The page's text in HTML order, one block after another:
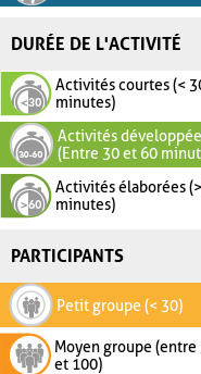
DURÉE DE L'ACTIVITÉ
Activités courtes (<
minutes)
Activités
(Entre 30 et 60
Activités élaborées
minutes)
PARTICIPANTS
Petit groupe (< 30)
Moyen groupe (entre
et 100)